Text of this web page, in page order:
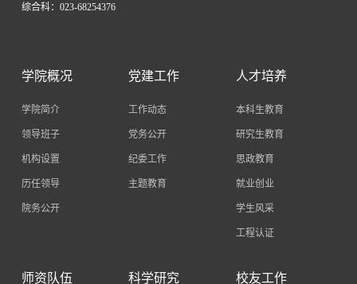
综合科：023-68254376
学院概况
学院简介
领导班子
机构设置
历任领导
院务公开
党建工作
工作动态
党务公开
纪委工作
主题教育
人才培养
本科生教育
研究生教育
思政教育
就业创业
学生风采
工程认证
师资队伍 科学研究 校友工作